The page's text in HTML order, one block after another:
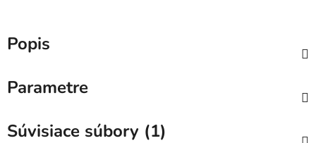
Popis
Parametre
Súvisiace súbory (1)